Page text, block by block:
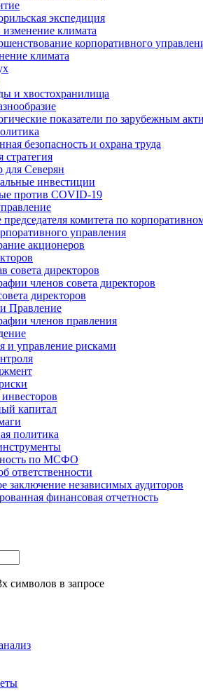
экспедиция
климата
корпоративного
климата
и хвостохранилища
показатели по зарубежным
безопасность и охрана труда
стратегия
для Северян
инвестиции
против COVID‑19
комитета по
управления
акционеров
совета директоров
членов совета директоров
директоров
Правление
членов правления
и управление рисками
капитал
политика
по МСФО
ответственности
заключение независимых аудиторов
финансовая отчетность
символов в запросе